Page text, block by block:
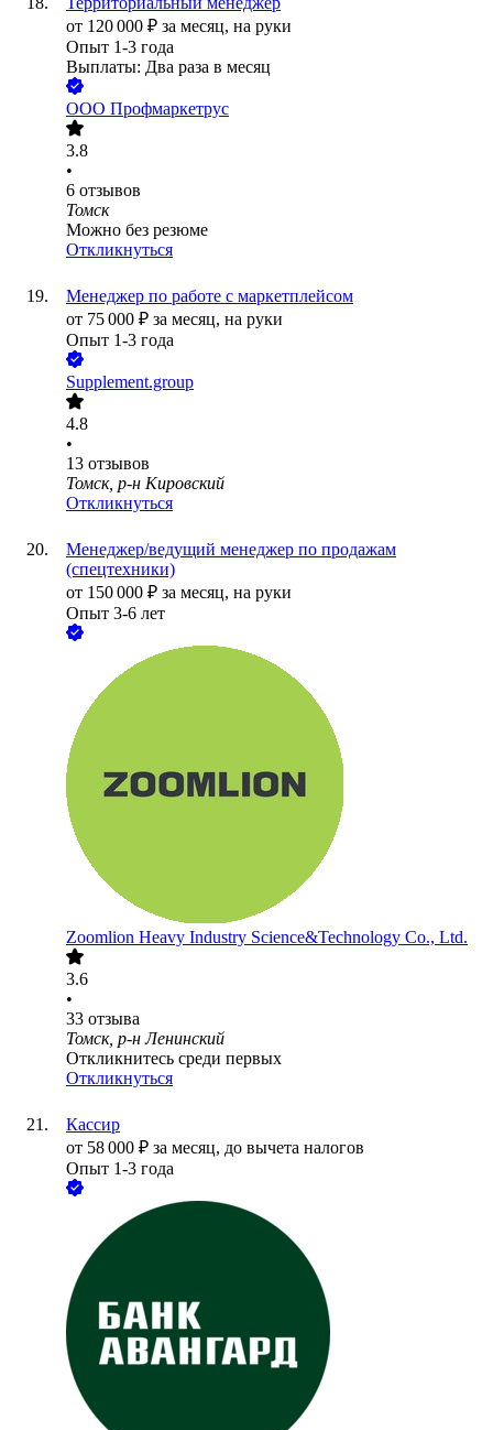
от 120 000 ₽ за месяц, на руки
Опыт 1-3 года
Выплаты: Два раза в месяц
ООО Профмаркетрус
3.8
•
6 отзывов
Томск
Можно без резюме
Откликнуться
Менеджер по работе с маркетплейсом
от 75 000 ₽ за месяц, на руки
Опыт 1-3 года
Supplement.group
4.8
•
13 отзывов
Томск, р-н Кировский
Откликнуться
Менеджер/ведущий менеджер по продажам
(спецтехники)
от 150 000 ₽ за месяц, на руки
Опыт 3-6 лет
Zoomlion Heavy Industry Science&Technology Co., Ltd.
3.6
•
33 отзыва
Томск, р-н Ленинский
Откликнитесь среди первых
Откликнуться
Кассир
от 58 000 ₽ за месяц, до вычета налогов
Опыт 1-3 года